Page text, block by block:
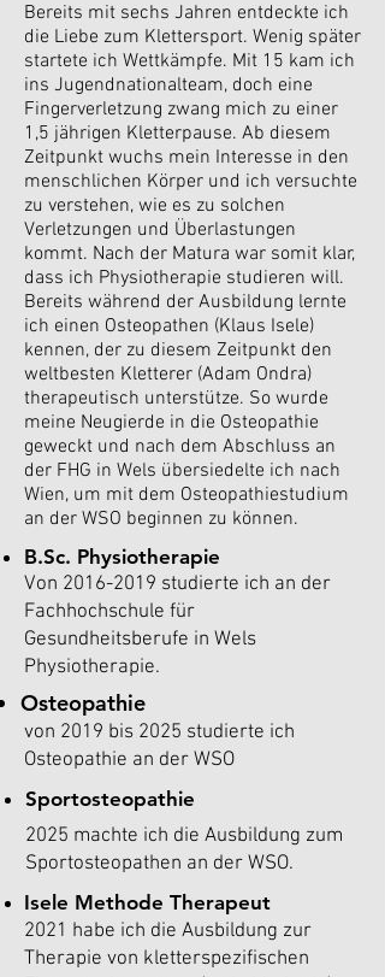
Bereits mit sechs Jahren entdeckte ich
die Liebe zum Klettersport. Wenig später
startete ich Wettkämpfe. Mit 15 kam ich
ins Jugendnationalteam, doch eine
Fingerverletzung zwang mich zu einer
1,5 jährigen Kletterpause. Ab diesem
Zeitpunkt wuchs mein Interesse in den
menschlichen Körper und ich versuchte
zu verstehen, wie es zu solchen
Verletzungen und Überlastungen
kommt. Nach der Matura war somit klar,
dass ich Physiotherapie studieren will.
Bereits während der Ausbildung lernte
ich einen Osteopathen (Klaus Isele)
kennen, der zu diesem Zeitpunkt den
weltbesten Kletterer (Adam Ondra)
therapeutisch unterstütze. So wurde
meine Neugierde in die Osteopathie
geweckt und nach dem Abschluss an
der FHG in Wels übersiedelte ich nach
Wien, um mit dem Osteopathiestudium
an der WSO beginnen zu können.
B.Sc. Physiotherapie
Von 2016-2019 studierte ich an der
Fachhochschule für
Gesundheitsberufe in Wels
Physiotherapie.
Osteopathie
von 2019 bis 2025 studierte ich
Osteopathie an der WSO
Sportosteopathie
2025 machte ich die Ausbildung zum
Sportosteopathen an der WSO.
Isele Methode Therapeut
2021 habe ich die Ausbildung zur
Therapie von kletterspezifischen